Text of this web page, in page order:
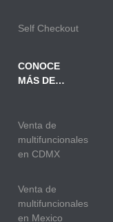
Self Checkout
CONOCE
MÁS DE…
Venta de
multifuncionales
en CDMX
Venta de
multifuncionales
en Mexico